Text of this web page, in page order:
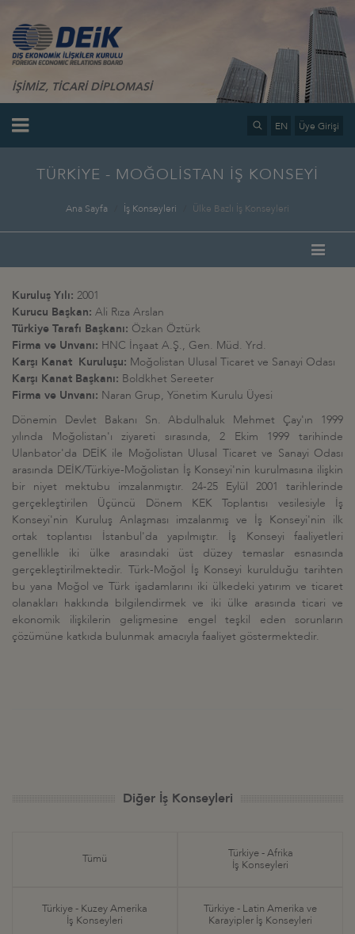
İŞİMİZ, TİCARİ DİPLOMASİ
EN Üye Girişi
TÜRKİYE - MOĞOLİSTAN İŞ KONSEYİ
Ana Sayfa İş Konseyleri Ülke Bazlı İş Konseyleri
Kuruluş Yılı: 2001
Kurucu Başkan: Ali Rıza Arslan
Türkiye Tarafı Başkanı: Özkan Öztürk
Firma ve Unvanı: HNC İnşaat A.Ş., Gen. Müd. Yrd.
Karşı Kanat Kuruluşu: Moğolistan Ulusal Ticaret ve Sanayi Odası
Karşı Kanat Başkanı: Boldkhet Sereeter
Firma ve Unvanı: Naran Grup, Yönetim Kurulu Üyesi
Dönemin Devlet Bakanı Sn. Abdulhaluk Mehmet Çay'ın 1999
yılında Moğolistan'ı ziyareti sırasında, 2 Ekim 1999 tarihinde
Ulanbator'da DEİK ile Moğolistan Ulusal Ticaret ve Sanayi Odası
arasında DEİK/Türkiye-Moğolistan İş Konseyi'nin kurulmasına ilişkin
bir niyet mektubu imzalanmıştır. 24-25 Eylül 2001 tarihlerinde
gerçekleştirilen Üçüncü Dönem KEK Toplantısı vesilesiyle İş
Konseyi'nin Kuruluş Anlaşması imzalanmış ve İş Konseyi'nin ilk
ortak toplantısı İstanbul'da yapılmıştır. İş Konseyi faaliyetleri
genellikle iki ülke arasındaki üst düzey temaslar esnasında
gerçekleştirilmektedir. Türk-Moğol İş Konseyi kurulduğu tarihten
bu yana Moğol ve Türk işadamlarını iki ülkedeki yatırım ve ticaret
olanakları hakkında bilgilendirmek ve iki ülke arasında ticari ve
ekonomik ilişkilerin gelişmesine engel teşkil eden sorunların
çözümüne katkıda bulunmak amacıyla faaliyet göstermektedir.
Diğer İş Konseyleri
Tümü
Türkiye - Afrika
İş Konseyleri
Türkiye - Kuzey Amerika
İş Konseyleri
Türkiye - Latin Amerika ve
Karayipler İş Konseyleri